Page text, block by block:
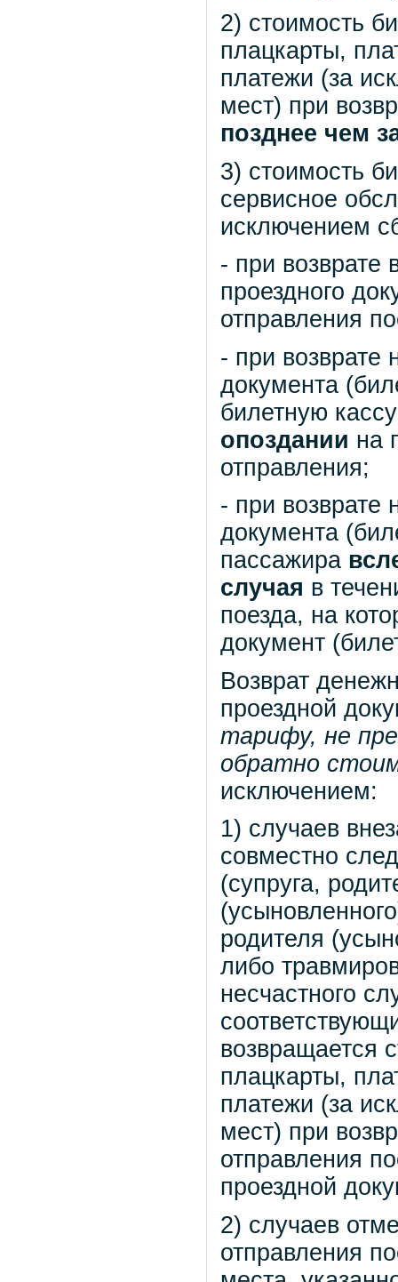
2) стоимость
плацкарты,
платежи (за
мест) при
позднее чем
3) стоимость
сервисное
исключением
- при возврате
проездного
отправления
- при возврате
документа
билетную
опоздании на
отправления;
- при возврате
документа
пассажира
случая в
поезда, на
документ
Возврат
проездной
тарифу, не
обратно
исключением:
1) случаев
совместно
(супруга,
родителя
либо
несчастного
возвращается
плацкарты,
платежи (за
мест) при
отправления
проездной
2) случаев
отправления